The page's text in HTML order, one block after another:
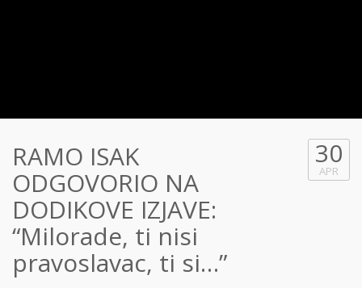
RAMO ISAK
ODGOVORIO NA
DODIKOVE IZJAVE:
“Milorade, ti nisi
pravoslavac, ti si…”
30
APR